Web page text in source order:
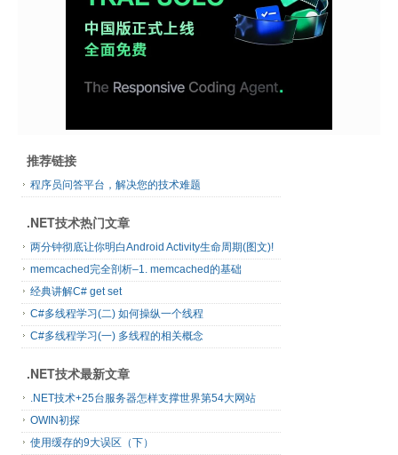
推荐链接
程序员问答平台，解决您的技术难题
.NET技术热门文章
两分钟彻底让你明白Android Activity生命周期(图文)!
memcached完全剖析–1. memcached的基础
经典讲解C# get set
C#多线程学习(二) 如何操纵一个线程
C#多线程学习(一) 多线程的相关概念
.NET技术最新文章
.NET技术+25台服务器怎样支撑世界第54大网站
OWIN初探
使用缓存的9大误区（下）